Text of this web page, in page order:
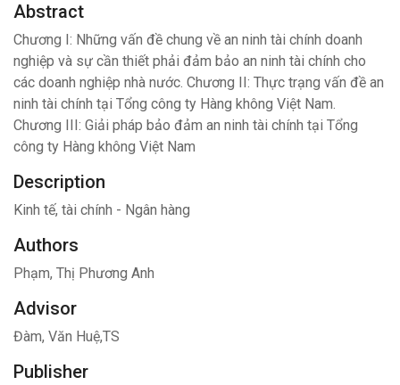
Abstract
Chương I: Những vấn đề chung về an ninh tài chính doanh
nghiệp và sự cần thiết phải đảm bảo an ninh tài chính cho
các doanh nghiệp nhà nước. Chương II: Thực trạng vấn đề an
ninh tài chính tại Tổng công ty Hàng không Việt Nam.
Chương III: Giải pháp bảo đảm an ninh tài chính tại Tổng
công ty Hàng không Việt Nam
Description
Kinh tế, tài chính - Ngân hàng
Authors
Phạm, Thị Phương Anh
Advisor
Đàm, Văn Huệ,TS
Publisher